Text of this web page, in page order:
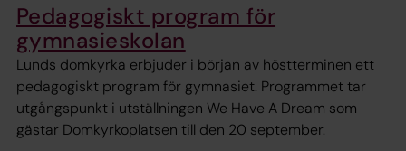
Pedagogiskt program för
gymnasieskolan
Lunds domkyrka erbjuder i början av höstterminen ett
pedagogiskt program för gymnasiet. Programmet tar
utgångspunkt i utställningen We Have A Dream som
gästar Domkyrkoplatsen till den 20 september.